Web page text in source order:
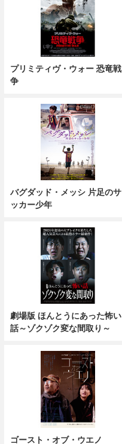
プリミティヴ・ウォー 恐竜戦
争
バグダッド・メッシ 片足のサ
ッカー少年
劇場版 ほんとうにあった怖い
話～ゾクゾク変な間取り～
ゴースト・オブ・ウエノ